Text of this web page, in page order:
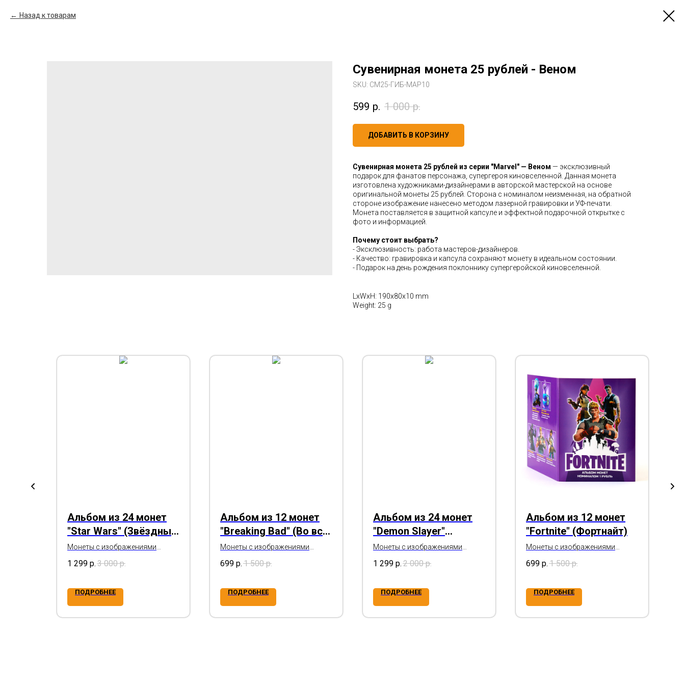
Назад к товарам
Сувенирная монета 25 рублей - Веном
SKU: СМ25-ГИБ-МАР10
599 р. 1 000 р.
ДОБАВИТЬ В КОРЗИНУ
Сувенирная монета 25 рублей из серии "Marvel" — Веном — эксклюзивный
подарок для фанатов персонажа, супергероя киновселенной. Данная монета
изготовлена художниками-дизайнерами в авторской мастерской на основе
оригинальной монеты 25 рублей. Сторона с номиналом неизменная, на обратной
стороне изображение нанесено методом лазерной гравировки и УФ-печати.
Монета поставляется в защитной капсуле и эффектной подарочной открытке с
фото и информацией.
Почему стоит выбрать?
- Эксклюзивность: работа мастеров-дизайнеров.
- Качество: гравировка и капсула сохраняют монету в идеальном состоянии.
- Подарок на день рождения поклоннику супергеройской киновселенной.
LxWxH: 190x80x10 mm
Weight: 25 g
Альбом из 24 монет
"Star Wars" (Звёздные
войны)
Монеты с изображениями
кинофраншизы
1 299 р. 3 000 р.
ПОДРОБНЕЕ
Альбом из 12 монет
"Breaking Bad" (Во все
тяжкие)
Монеты с изображениями
699 р. 1 500 р.
ПОДРОБНЕЕ
Альбом из 24 монет
"Demon Slayer"
(Клинок, рассекающий
демонов)
Монеты с изображениями
японского аниме
1 299 р. 2 000 р.
ПОДРОБНЕЕ
Альбом из 12 монет
"Fortnite" (Фортнайт)
Монеты с изображениями
компьютерной онлайн-игры
699 р. 1 500 р.
ПОДРОБНЕЕ